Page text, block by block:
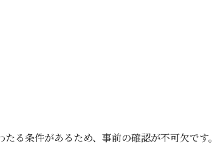
る条件があるため、事前の確認が不可欠です。